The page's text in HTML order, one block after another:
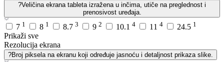
?Veličina ekrana tableta izražena u inčima, utiče na preglednost i
prenosivost uređaja.
7 1 8 1 8.7 3 9 2 10.1 4 11 4 24.5 1
Prikaži sve
Rezolucija ekrana
?Broj piksela na ekranu koji određuje jasnoću i detaljnost prikaza slike.